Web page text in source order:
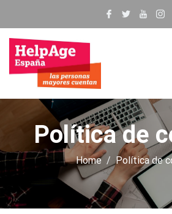
Política de
Home Política de